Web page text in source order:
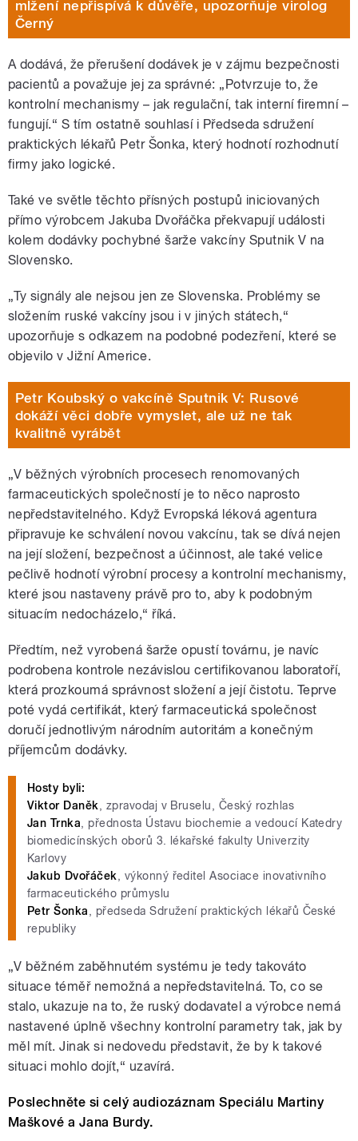
mlžení nepřispívá k důvěře, upozorňuje virolog
Černý
A dodává, že přerušení dodávek je v zájmu bezpečnosti
pacientů a považuje jej za správné: „Potvrzuje to, že
kontrolní mechanismy – jak regulační, tak interní firemní –
fungují.“ S tím ostatně souhlasí i Předseda sdružení
praktických lékařů Petr Šonka, který hodnotí rozhodnutí
firmy jako logické.
Také ve světle těchto přísných postupů iniciovaných
přímo výrobcem Jakuba Dvořáčka překvapují události
kolem dodávky pochybné šarže vakcíny Sputnik V na
Slovensko.
„Ty signály ale nejsou jen ze Slovenska. Problémy se
složením ruské vakcíny jsou i v jiných státech,“
upozorňuje s odkazem na podobné podezření, které se
objevilo v Jižní Americe.
Petr Koubský o vakcíně Sputnik V: Rusové
dokáží věci dobře vymyslet, ale už ne tak
kvalitně vyrábět
„V běžných výrobních procesech renomovaných
farmaceutických společností je to něco naprosto
nepředstavitelného. Když Evropská léková agentura
připravuje ke schválení novou vakcínu, tak se dívá nejen
na její složení, bezpečnost a účinnost, ale také velice
pečlivě hodnotí výrobní procesy a kontrolní mechanismy,
které jsou nastaveny právě pro to, aby k podobným
situacím nedocházelo,“ říká.
Předtím, než vyrobená šarže opustí továrnu, je navíc
podrobena kontrole nezávislou certifikovanou laboratoří,
která prozkoumá správnost složení a její čistotu. Teprve
poté vydá certifikát, který farmaceutická společnost
doručí jednotlivým národním autoritám a konečným
příjemcům dodávky.
Hosty byli:
Viktor Daněk, zpravodaj v Bruselu, Český rozhlas
Jan Trnka, přednosta Ústavu biochemie a vedoucí Katedry
biomedicínských oborů 3. lékařské fakulty Univerzity
Karlovy
Jakub Dvořáček, výkonný ředitel Asociace inovativního
farmaceutického průmyslu
Petr Šonka, předseda Sdružení praktických lékařů České
republiky
„V běžném zaběhnutém systému je tedy takováto
situace téměř nemožná a nepředstavitelná. To, co se
stalo, ukazuje na to, že ruský dodavatel a výrobce nemá
nastavené úplně všechny kontrolní parametry tak, jak by
měl mít. Jinak si nedovedu představit, že by k takové
situaci mohlo dojít,“ uzavírá.
Poslechněte si celý audiozáznam Speciálu Martiny
Maškové a Jana Burdy.